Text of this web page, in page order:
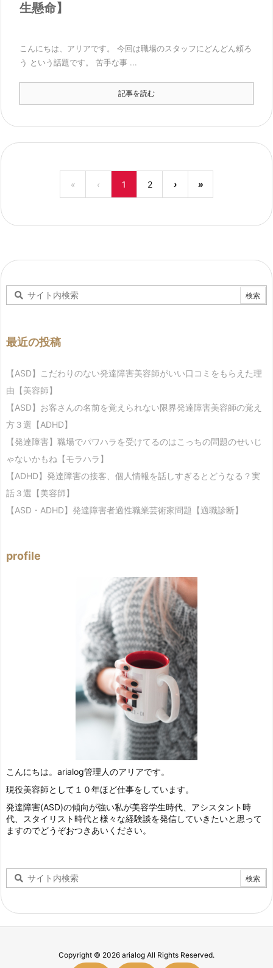
生懸命】
こんにちは、アリアです。 今回は職場のスタッフにどんどん頼ろ
う という話題です。 苦手な事 ...
記事を読む
« ‹ 1 2 › »
最近の投稿
【ASD】こだわりのない発達障害美容師がいい口コミをもらえた理
由【美容師】
【ASD】お客さんの名前を覚えられない限界発達障害美容師の覚え
方３選【ADHD】
【発達障害】職場でパワハラを受けてるのはこっちの問題のせいじ
ゃないかもね【モラハラ】
【ADHD】発達障害の接客、個人情報を話しすぎるとどうなる？実
話３選【美容師】
【ASD・ADHD】発達障害者適性職業芸術家問題【適職診断】
profile
こんにちは。arialog管理人のアリアです。
現役美容師として１０年ほど仕事をしています。
発達障害(ASD)の傾向が強い私が美容学生時代、アシスタント時
代、スタイリスト時代と様々な経験談を発信していきたいと思って
ますのでどうぞおつきあいください。
Copyright © 2026 arialog All Rights Reserved.